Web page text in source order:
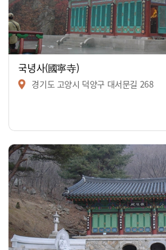
국녕사(國寧寺)
경기도 고양시 덕양구 대서문길 268